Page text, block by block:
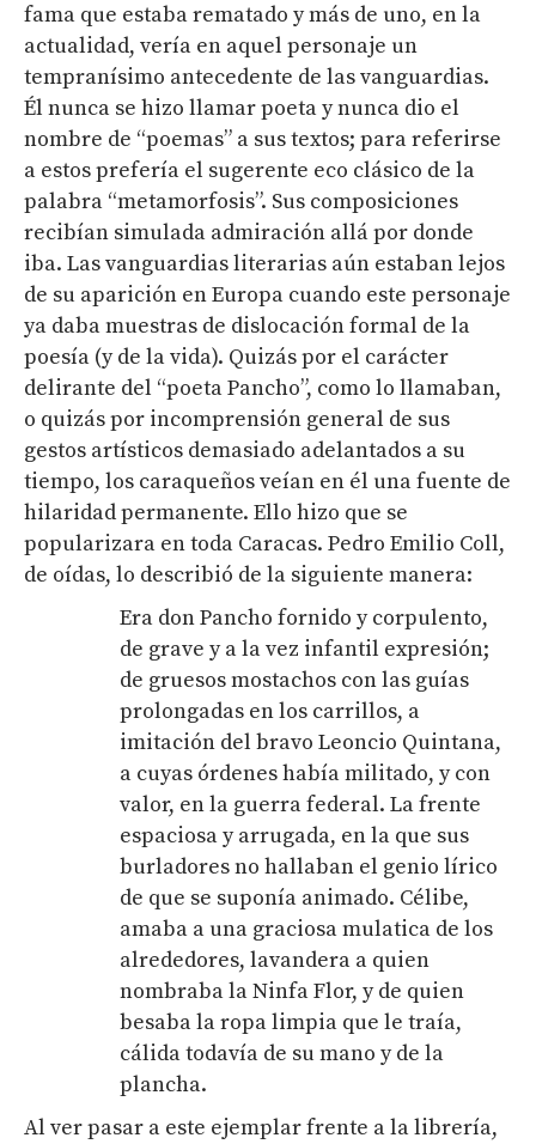
fama que estaba rematado y más de uno, en la
actualidad, vería en aquel personaje un
tempranísimo antecedente de las vanguardias.
Él nunca se hizo llamar poeta y nunca dio el
nombre de “poemas” a sus textos; para referirse
a estos prefería el sugerente eco clásico de la
palabra “metamorfosis”. Sus composiciones
recibían simulada admiración allá por donde
iba. Las vanguardias literarias aún estaban lejos
de su aparición en Europa cuando este personaje
ya daba muestras de dislocación formal de la
poesía (y de la vida). Quizás por el carácter
delirante del “poeta Pancho”, como lo llamaban,
o quizás por incomprensión general de sus
gestos artísticos demasiado adelantados a su
tiempo, los caraqueños veían en él una fuente de
hilaridad permanente. Ello hizo que se
popularizara en toda Caracas. Pedro Emilio Coll,
de oídas, lo describió de la siguiente manera:
Era don Pancho fornido y corpulento,
de grave y a la vez infantil expresión;
de gruesos mostachos con las guías
prolongadas en los carrillos, a
imitación del bravo Leoncio Quintana,
a cuyas órdenes había militado, y con
valor, en la guerra federal. La frente
espaciosa y arrugada, en la que sus
burladores no hallaban el genio lírico
de que se suponía animado. Célibe,
amaba a una graciosa mulatica de los
alrededores, lavandera a quien
nombraba la Ninfa Flor, y de quien
besaba la ropa limpia que le traía,
cálida todavía de su mano y de la
plancha.
Al ver pasar a este ejemplar frente a la librería,